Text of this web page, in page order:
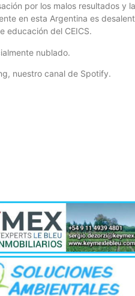
por los malos resultados y la
en esta Argentina es
educación del CEICS.
nublado.
nuestro canal de Spotify.